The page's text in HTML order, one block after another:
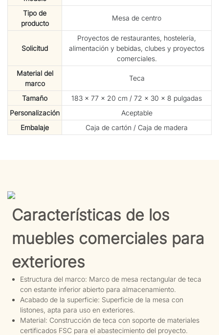
Tipo de
producto
Mesa de centro
Solicitud
Proyectos de restaurantes, hostelería,
alimentación y bebidas, clubes y proyectos
comerciales.
Material del
marco
Teca
Tamaño
183 × 77 × 20 cm / 72 × 30 × 8 pulgadas
Personalización
Aceptable
Embalaje
Caja de cartón / Caja de madera
Características de los
muebles comerciales para
exteriores
Estructura del marco: Marco de mesa rectangular de teca
con estante inferior abierto para almacenamiento.
Acabado de la superficie: Superficie de la mesa con
listones, apta para uso en exteriores.
Material: Construcción de teca con soporte de materiales
certificados FSC para el abastecimiento del proyecto.